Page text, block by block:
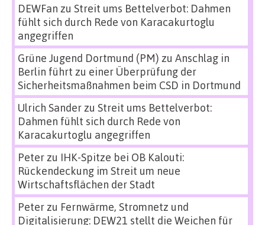
DEWFan zu Streit ums Bettelverbot: Dahmen
fühlt sich durch Rede von Karacakurtoglu
angegriffen
Grüne Jugend Dortmund (PM) zu Anschlag in
Berlin führt zu einer Überprüfung der
Sicherheitsmaßnahmen beim CSD in Dortmund
Ulrich Sanderzu Streit ums Bettelverbot:
Dahmen fühlt sich durch Rede von
Karacakurtoglu angegriffen
Peterzu IHK-Spitze bei OB Kalouti:
Rückendeckung im Streit um neue
Wirtschaftsflächen der Stadt
Peterzu Fernwärme, Stromnetz und
Digitalisierung: DEW21 stellt die Weichen für